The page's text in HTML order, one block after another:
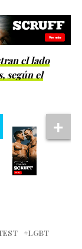
el lado
según el
LGBT